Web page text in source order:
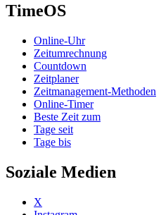
TimeOS
Online-Uhr
Zeitumrechnung
Countdown
Zeitplaner
Zeitmanagement-Methoden
Online-Timer
Beste Zeit zum
Tage seit
Tage bis
Soziale Medien
X